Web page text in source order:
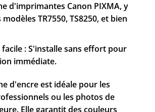
d'imprimantes Canon PIXMA, y
TR7550, TS8250, et bien
: S'installe sans effort pour
immédiate.
d'encre est idéale pour les
ou les photos de
Elle garantit des couleurs